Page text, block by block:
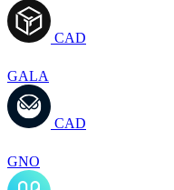
CAD
GALA
CAD
GNO